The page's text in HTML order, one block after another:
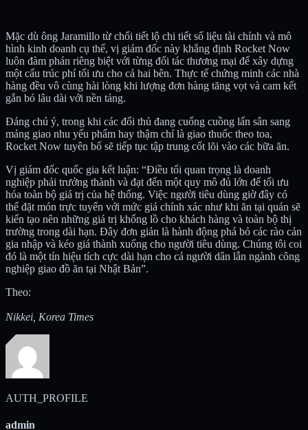
Mặc dù ông Jaramillo từ chối tiết lộ chi tiết số liệu tài chính và mô
hình kinh doanh cụ thể, vị giám đốc này khẳng định Rocket Now
luôn đàm phán riêng biệt với từng đối tác thương mại để xây dựng
một cấu trúc phí tối ưu cho cả hai bên. Thực tế chứng minh các nhà
hàng đều vô cùng hài lòng khi lượng đơn hàng tăng vọt và cam kết
gắn bó lâu dài với nền tảng.
Đáng chú ý, trong khi các đối thủ đang cuống cuồng lấn sân sang
mảng giao nhu yếu phẩm hay thậm chí là giao thuốc theo toa,
Rocket Now tuyên bố sẽ tiếp tục tập trung cốt lõi vào các bữa ăn.
Vị giám đốc quốc gia kết luận: “Điều tối quan trọng là doanh
nghiệp phải trưởng thành và đạt đến một quy mô đủ lớn để tối ưu
hóa toàn bộ giá trị của hệ thống. Việc người tiêu dùng giờ đây có
thể đặt món trực tuyến với mức giá chính xác như khi ăn tại quán sẽ
kiến tạo nên những giá trị khổng lồ cho khách hàng và toàn bộ thị
trường trong dài hạn. Đây đơn giản là hành động phá bỏ các rào cản
gia nhập và kéo giá thành xuống cho người tiêu dùng. Chúng tôi coi
đó là một tín hiệu tích cực dài hạn cho cả người dân lẫn ngành công
nghiệp giao đồ ăn tại Nhật Bản”.
Theo:
Nikkei, Korea Times
AUTH_PROFILE
admin